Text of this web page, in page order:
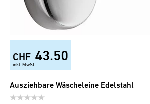
CHF 43.50
inkl. MwSt.
Ausziehbare Wäscheleine Edelstahl